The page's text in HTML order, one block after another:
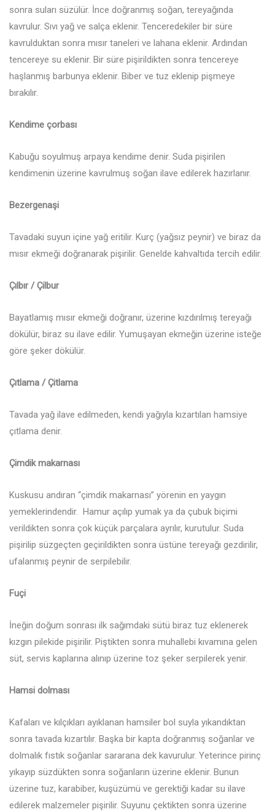
sonra suları süzülür. İnce doğranmış soğan, tereyağında
kavrulur. Sıvı yağ ve salça eklenir. Tenceredekiler bir süre
kavrulduktan sonra mısır taneleri ve lahana eklenir. Ardından
tencereye su eklenir. Bir süre pişirildikten sonra tencereye
haşlanmış barbunya eklenir. Biber ve tuz eklenip pişmeye
bırakılır.
Kendime çorbası
Kabuğu soyulmuş arpaya kendime denir. Suda pişirilen
kendimenin üzerine kavrulmuş soğan ilave edilerek hazırlanır.
Bezergenaşi
Tavadaki suyun içine yağ eritilir. Kurç (yağsız peynir) ve biraz da
mısır ekmeği doğranarak pişirilir. Genelde kahvaltıda tercih edilir.
Çılbır / Çilbur
Bayatlamış mısır ekmeği doğranır, üzerine kızdırılmış tereyağı
dökülür, biraz su ilave edilir. Yumuşayan ekmeğin üzerine isteğe
göre şeker dökülür.
Çıtlama / Çitlama
Tavada yağ ilave edilmeden, kendi yağıyla kızartılan hamsiye
çıtlama denir.
Çimdik makarnası
Kuskusu andıran “çimdik makarnası” yörenin en yaygın
yemeklerindendir. Hamur açılıp yumak ya da çubuk biçimi
verildikten sonra çok küçük parçalara ayrılır, kurutulur. Suda
pişirilip süzgeçten geçirildikten sonra üstüne tereyağı gezdirilir,
ufalanmış peynir de serpilebilir.
Fuçi
İneğin doğum sonrası ilk sağımdaki sütü biraz tuz eklenerek
kızgın pilekide pişirilir. Piştikten sonra muhallebi kıvamına gelen
süt, servis kaplarına alınıp üzerine toz şeker serpilerek yenir.
Hamsi dolması
Kafaları ve kılçıkları ayıklanan hamsiler bol suyla yıkandıktan
sonra tavada kızartılır. Başka bir kapta doğranmış soğanlar ve
dolmalık fıstık soğanlar sararana dek kavurulur. Yeterince pirinç
yıkayıp süzdükten sonra soğanların üzerine eklenir. Bunun
üzerine tuz, karabiber, kuşüzümü ve gerektiği kadar su ilave
edilerek malzemeler pişirilir. Suyunu çektikten sonra üzerine